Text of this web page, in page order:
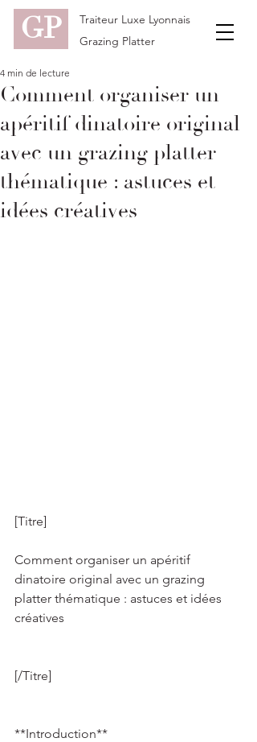
GP
Traiteur Luxe Lyonnais
Grazing Platter
Comment organiser un
apéritif dinatoire original
avec un grazing platter
thématique : astuces et
idées créatives
4 min de lecture
[Titre]
Comment organiser un apéritif
dinatoire original avec un grazing
platter thématique : astuces et idées
créatives
[/Titre]
**Introduction**